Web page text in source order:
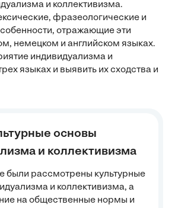
и коллективизма.
фразеологические и
отражающие эти
немецком и английском языках.
индивидуализма и
языках и выявить их сходства и
основы
и коллективизма
были рассмотрены культурные
и коллективизма, а
на общественные нормы и